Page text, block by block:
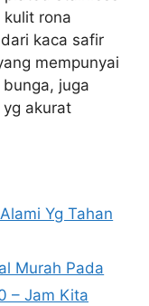
rona
kaca safir
mempunyai
juga
akurat
Yg Tahan
Murah Pada
– Jam Kita